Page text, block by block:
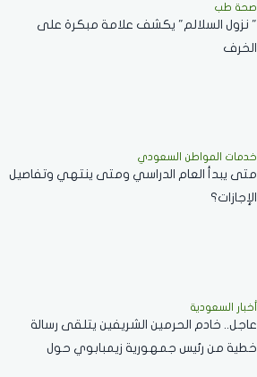
صحة طب
" نزول السلالم" يكشف علامة مبكرة على
الخرف
خدمات المواطن السعودي
‏متى يبدأ العام الدراسي ومتى ينتهي وتفاصيل
الإجازات؟
أخبار السعودية
عاجل.. خادم الحرمين الشريفين يتلقى رسالة
خطية من رئيس جمهورية زيمبابوي حول